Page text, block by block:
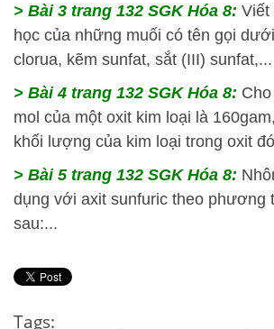
> Bài 3 trang 132 SGK Hóa 8: Viết
học của những muối có tên gọi
clorua, kẽm sunfat, sắt (III) sunfat,...
> Bài 4 trang 132 SGK Hóa 8:
mol của một oxit kim loại là
khối lượng của kim loại trong oxit
> Bài 5 trang 132 SGK Hóa 8:
dụng với axit sunfuric theo phương
sau:...
Tags: